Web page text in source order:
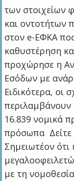
των στοιχείων
και οντοτήτων
στον e-EΦΚΑ
καθυστέρηση
προχώρησε η
Εσόδων με
Ειδικότερα, οι
16.839 νομικά
πρόσωπα
Σημειωτέον
με τη